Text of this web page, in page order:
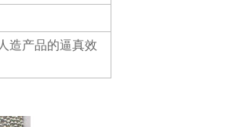
造产品的逼真效